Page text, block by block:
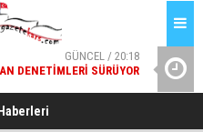
GÜNCEL / 20:18
DENETIMLERI SÜRÜYOR
MILLÎ